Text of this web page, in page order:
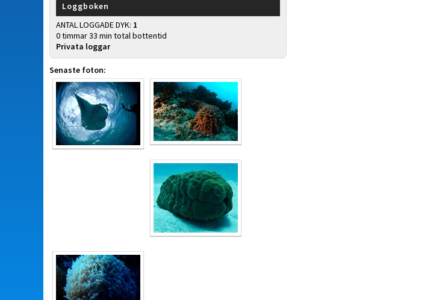
Loggboken
ANTAL LOGGADE DYK: 1
0 timmar 33 min total bottentid
Privata loggar
Senaste foton: